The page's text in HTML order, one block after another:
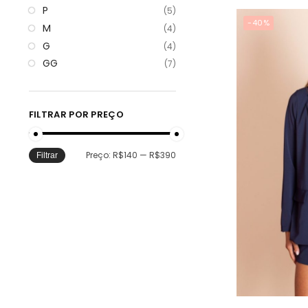
-40%
P (5)
M (4)
G (4)
GG (7)
FILTRAR POR PREÇO
Filtrar Preço:R$140 —R$390